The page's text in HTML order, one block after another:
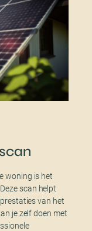
woning is het
scan helpt
van het
je zelf doen met